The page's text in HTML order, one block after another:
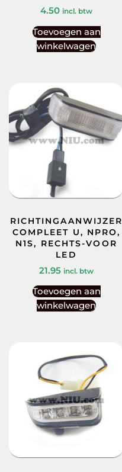
4.50 incl. btw
Toevoegen aan
winkelwagen
RICHTINGAANWIJZER
COMPLEET U, NPRO,
N1S, RECHTS-VOOR
LED
21.95 incl. btw
Toevoegen aan
winkelwagen